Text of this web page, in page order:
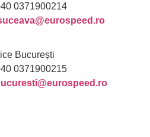
0371900214
București
0371900215